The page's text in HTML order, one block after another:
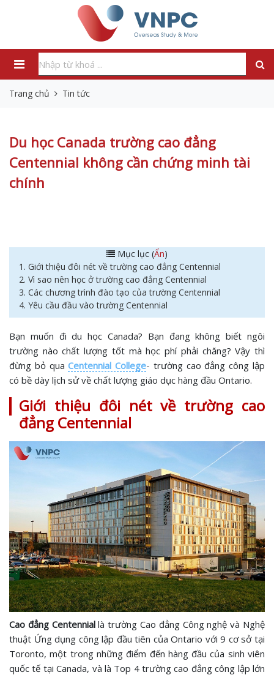
Trang chủ Tin tức
Du học Canada trường cao đẳng
Centennial không cần chứng minh tài
chính
Mục lục (Ẩn)
1. Giới thiệu đôi nét về trường cao đẳng Centennial
2. Vì sao nên học ở trường cao đẳng Centennial
3. Các chương trình đào tạo của trường Centennial
4. Yêu cầu đầu vào trường Centennial
Bạn muốn đi du học Canada? Bạn đang không biết ngôi
trường nào chất lượng tốt mà học phí phải chăng? Vậy thì
đừng bỏ quaCentennial College- trường cao đẳng công lập
có bề dày lịch sử về chất lượng giáo dục hàng đầu Ontario.
Giới thiệu đôi nét về trường cao
đẳng Centennial
Cao đẳng Centenniallà trường Cao đẳng Công nghệ và Nghệ
thuật Ứng dụng công lập đầu tiên của Ontario với 9 cơ sở tại
Toronto, một trong những điểm đến hàng đầu của sinh viên
quốc tế tại Canada, và là Top 4 trường cao đẳng công lập lớn